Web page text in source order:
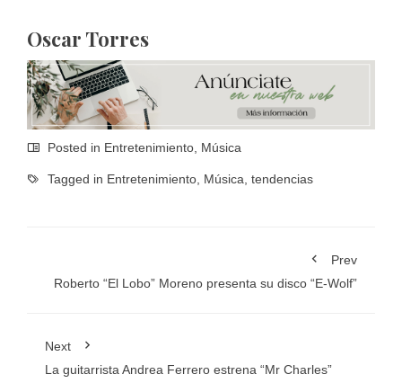
Oscar Torres
Posted in Entretenimiento, Música
Tagged in Entretenimiento, Música, tendencias
Prev
Roberto “El Lobo” Moreno presenta su disco “E-Wolf”
Next
La guitarrista Andrea Ferrero estrena “Mr Charles”